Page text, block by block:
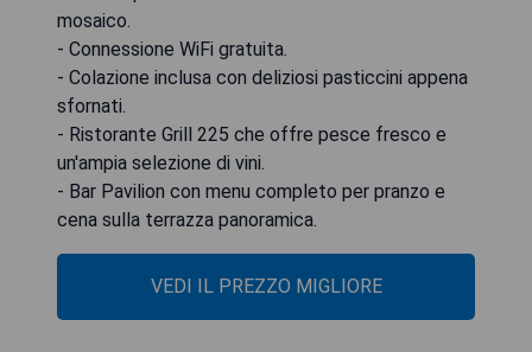
mosaico.
- Connessione WiFi gratuita.
- Colazione inclusa con deliziosi pasticcini appena
sfornati.
- Ristorante Grill 225 che offre pesce fresco e
un'ampia selezione di vini.
- Bar Pavilion con menu completo per pranzo e
cena sulla terrazza panoramica.
VEDI IL PREZZO MIGLIORE